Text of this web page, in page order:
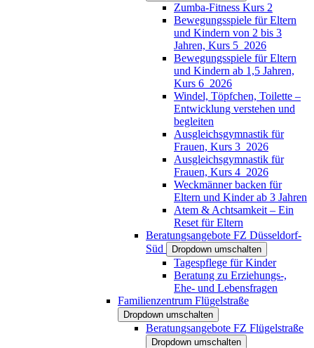
Zumba-Fitness Kurs 2
Bewegungsspiele für Eltern
und Kindern von 2 bis 3
Jahren, Kurs 5_2026
Bewegungsspiele für Eltern
und Kindern ab 1,5 Jahren,
Kurs 6_2026
Windel, Töpfchen, Toilette –
Entwicklung verstehen und
begleiten
Ausgleichsgymnastik für
Frauen, Kurs 3_2026
Ausgleichsgymnastik für
Frauen, Kurs 4_2026
Weckmänner backen für
Eltern und Kinder ab 3 Jahren
Atem & Achtsamkeit – Ein
Reset für Eltern
Beratungsangebote FZ Düsseldorf-
Süd
Dropdown umschalten
Tagespflege für Kinder
Beratung zu Erziehungs-,
Ehe- und Lebensfragen
Familienzentrum Flügelstraße
Dropdown umschalten
Beratungsangebote FZ Flügelstraße
Dropdown umschalten